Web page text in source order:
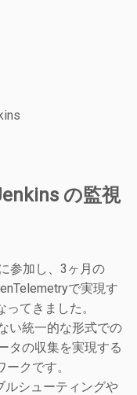
の監視
参加し、3ヶ月の
で実現す
てきました。
い統一的な形式での
タの収集を実現する
クです。
ルシューティングや